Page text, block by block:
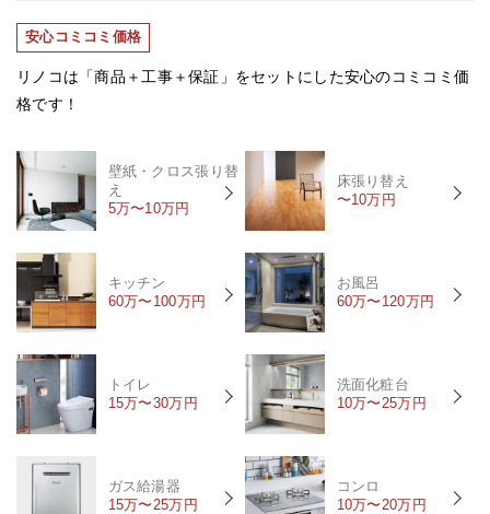
安心コミコミ価格
リノコは「商品＋工事＋保証」をセットにした安心のコミコミ価
格です！
壁紙・クロス張り替
え
5万〜10万円
床張り替え
〜10万円
キッチン
60万〜100万円
お風呂
60万〜120万円
トイレ
15万〜30万円
洗面化粧台
10万〜25万円
ガス給湯器
15万〜25万円
コンロ
10万〜20万円